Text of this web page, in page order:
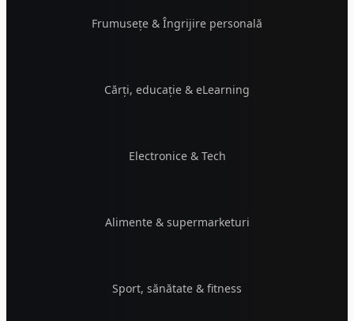
Frumusețe & Îngrijire personală
Cărți, educație & eLearning
Electronice & Tech
Alimente & supermarketuri
Sport, sănătate & fitness